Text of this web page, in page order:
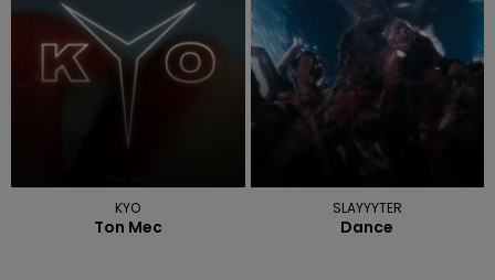
KYO
Ton Mec
SLAYYYTER
Dance